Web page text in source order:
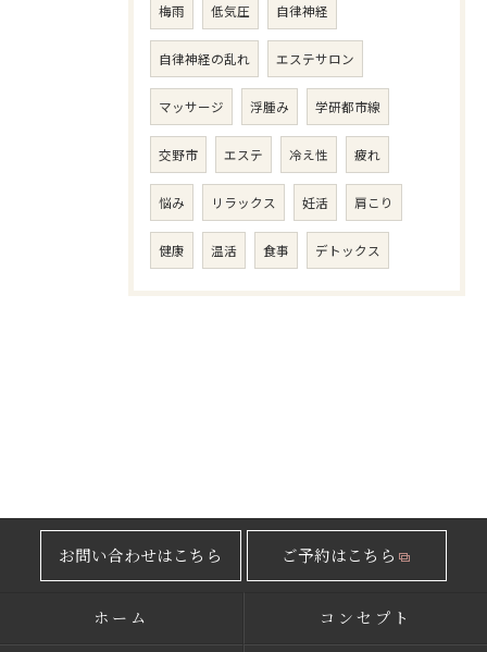
梅雨 低気圧 自律神経
自律神経の乱れ エステサロン
マッサージ 浮腫み 学研都市線
交野市 エステ 冷え性 疲れ
悩み リラックス 妊活 肩こり
健康 温活 食事 デトックス
お問い合わせはこちら ご予約はこちら
ホーム コンセプト